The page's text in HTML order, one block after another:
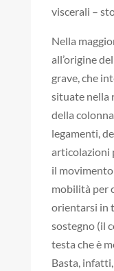
viscerali –
Nella
all’origine
grave, che
situate nella
della
legamenti,
articolazioni
il movimento
mobilità per
orientarsi in
sostegno (il
testa che è
Basta,